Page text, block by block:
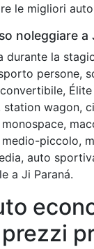
le migliori
noleggiare a
durante la
persone,
wagon,
piccolo,
auto
a Ji Paraná.